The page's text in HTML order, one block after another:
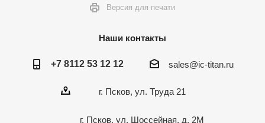
Версия для печати
Наши контакты
+7 8112 53 12 12 sales@ic-titan.ru
г. Псков, ул. Труда 21
г. Псков, ул. Шоссейная, д. 2М